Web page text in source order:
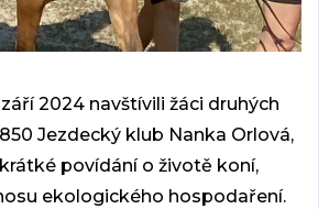
září 2024 navštívili žáci druhých
Jezdecký klub Nanka Orlová,
povídání o životě koní,
ekologického hospodaření.